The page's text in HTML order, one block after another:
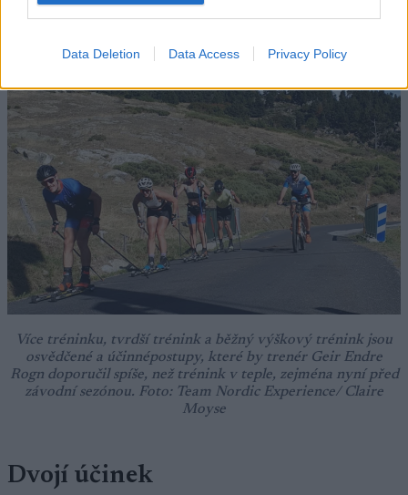
Data Deletion Data Access Privacy Policy
trénink,“ říká Rogn.
Více tréninku, tvrdší trénink a běžný výškový trénink jsou
osvědčené a účinnépostupy, které by trenér Geir Endre
Rogn doporučil spíše, než trénink v teple, zejména nyní před
závodní sezónou. Foto: Team Nordic Experience/ Claire
Moyse
Dvojí účinek